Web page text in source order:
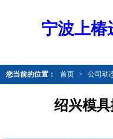
宁波上椿
您当前的位置： 首页 > 公司动
绍兴模